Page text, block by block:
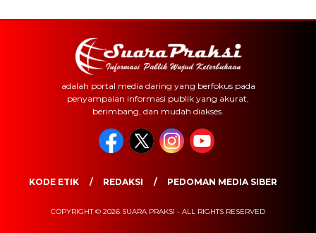
adalah portal media daring yang berfokus pada
penyampaian informasi publik yang akurat,
berimbang, dan mudah diakses.
KODE ETIK REDAKSI PEDOMAN MEDIA SIBER
COPYRIGHT © 2026 SUARA PRAKSI - ALL RIGHTS RESERVED